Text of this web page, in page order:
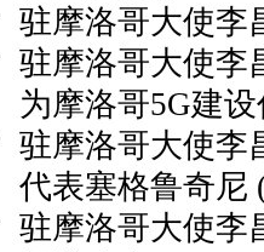
驻摩洛哥大使李
驻摩洛哥大使李
为摩洛哥5G建
驻摩洛哥大使李
代表塞格鲁奇尼
驻摩洛哥大使李